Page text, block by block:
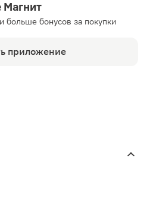
больше бонусов за покупки
приложение